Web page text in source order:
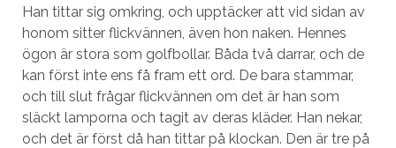
Han tittar sig omkring, och upptäcker att vid sidan av
honom sitter flickvännen, även hon naken. Hennes
ögon är stora som golfbollar. Båda två darrar, och de
kan först inte ens få fram ett ord. De bara stammar,
och till slut frågar flickvännen om det är han som
släckt lamporna och tagit av deras kläder. Han nekar,
och det är först då han tittar på klockan. Den är tre på